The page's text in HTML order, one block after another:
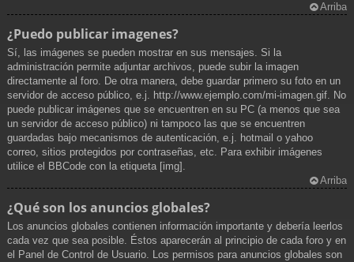
Arriba
¿Puedo publicar imagenes?
Sí, las imágenes se pueden mostrar en sus mensajes. Si la
administración permite adjuntar archivos, puede subir la imagen
directamente al foro. De otra manera, debe guardar primero su foto en un
servidor de acceso público, e.j. http://www.ejemplo.com/mi-imagen.gif. No
puede publicar imágenes que se encuentren en su PC (a menos que sea
un servidor de acceso público) ni tampoco las que se encuentren
guardadas bajo mecanismos de autenticación, e.j. hotmail o yahoo
correo, sitios protegidos por contraseñas, etc. Para exhibir imágenes
utilice el BBCode con la etiqueta [img].
Arriba
¿Qué son los anuncios globales?
Los anuncios globales contienen información importante y debería leerlos
cada vez que sea posible. Éstos aparecerán al principio de cada foro y en
el Panel de Control de Usuario. Los permisos para anuncios globales son